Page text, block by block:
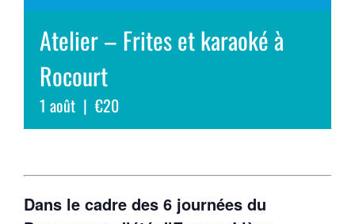
Atelier – Frites et karaoké à
Rocourt
1 août | €20
Dans le cadre des 6 journées du